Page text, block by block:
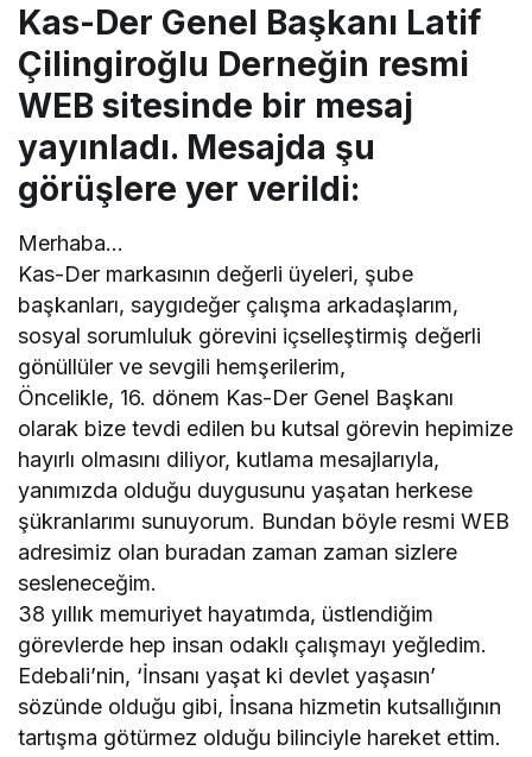
Kas-Der Genel Başkanı Latif
Çilingiroğlu Derneğin resmi
WEB sitesinde bir mesaj
yayınladı. Mesajda şu
görüşlere yer verildi:
Merhaba…
Kas-Der markasının değerli üyeleri, şube
başkanları, saygıdeğer çalışma arkadaşlarım,
sosyal sorumluluk görevini içselleştirmiş değerli
gönüllüler ve sevgili hemşerilerim,
Öncelikle, 16. dönem Kas-Der Genel Başkanı
olarak bize tevdi edilen bu kutsal görevin hepimize
hayırlı olmasını diliyor, kutlama mesajlarıyla,
yanımızda olduğu duygusunu yaşatan herkese
şükranlarımı sunuyorum. Bundan böyle resmi WEB
adresimiz olan buradan zaman zaman sizlere
sesleneceğim.
38 yıllık memuriyet hayatımda, üstlendiğim
görevlerde hep insan odaklı çalışmayı yeğledim.
Edebali’nin, ‘İnsanı yaşat ki devlet yaşasın’
sözünde olduğu gibi, İnsana hizmetin kutsallığının
tartışma götürmez olduğu bilinciyle hareket ettim.